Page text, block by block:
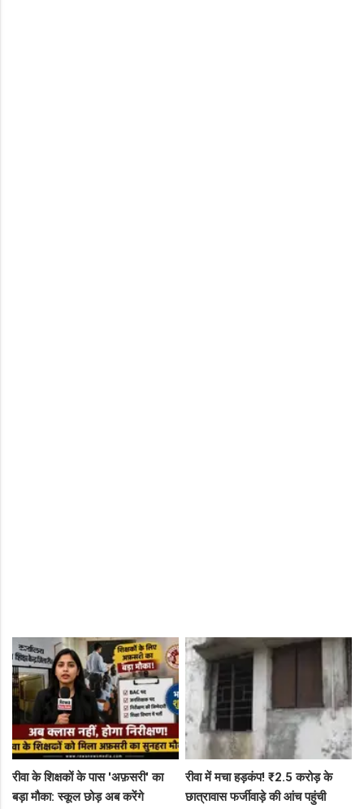
रीवा के शिक्षकों के पास 'अफ़सरी' का
बड़ा मौका: स्कूल छोड़ अब करेंगे
रीवा में मचा हड़कंप! ₹2.5 करोड़ के
छात्रावास फर्जीवाड़े की आंच पहुंची